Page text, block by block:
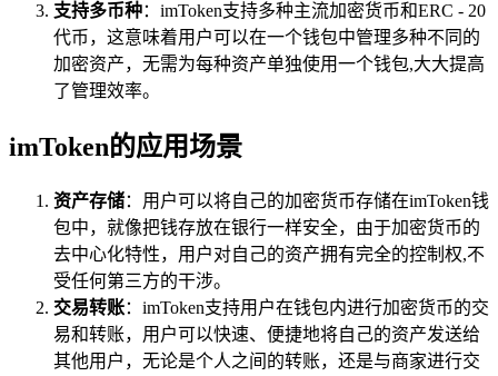
支持多币种：imToken支持多种主流加密货币和ERC - 20
代币，这意味着用户可以在一个钱包中管理多种不同的
加密资产，无需为每种资产单独使用一个钱包,大大提高
了管理效率。
imToken的应用场景
资产存储：用户可以将自己的加密货币存储在imToken钱
包中，就像把钱存放在银行一样安全，由于加密货币的
去中心化特性，用户对自己的资产拥有完全的控制权,不
受任何第三方的干涉。
交易转账：imToken支持用户在钱包内进行加密货币的交
易和转账，用户可以快速、便捷地将自己的资产发送给
其他用户，无论是个人之间的转账，还是与商家进行交